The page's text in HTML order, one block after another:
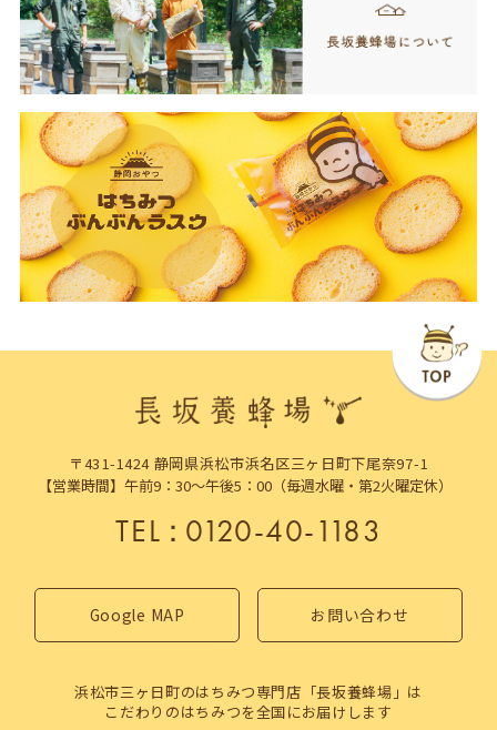
〒431-1424 静岡県浜松市浜名区三ヶ日町下尾奈97-1
【営業時間】午前9：30～午後5：00（毎週水曜・第2火曜定休）
TEL：0120-40-1183
Google MAP お問い合わせ
浜松市三ヶ日町のはちみつ専門店「長坂養蜂場」は
こだわりのはちみつを全国にお届けします